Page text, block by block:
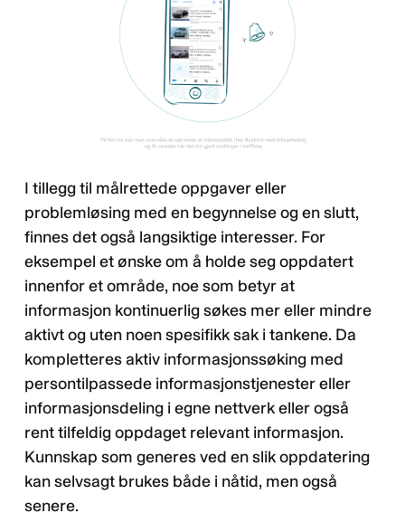
I tillegg til målrettede oppgaver eller
problemløsing med en begynnelse og en slutt,
finnes det også langsiktige interesser. For
eksempel et ønske om å holde seg oppdatert
innenfor et område, noe som betyr at
informasjon kontinuerlig søkes mer eller mindre
aktivt og uten noen spesifikk sak i tankene. Da
kompletteres aktiv informasjonssøking med
persontilpassede informasjonstjenester eller
informasjonsdeling i egne nettverk eller også
rent tilfeldig oppdaget relevant informasjon.
Kunnskap som generes ved en slik oppdatering
kan selvsagt brukes både i nåtid, men også
senere.